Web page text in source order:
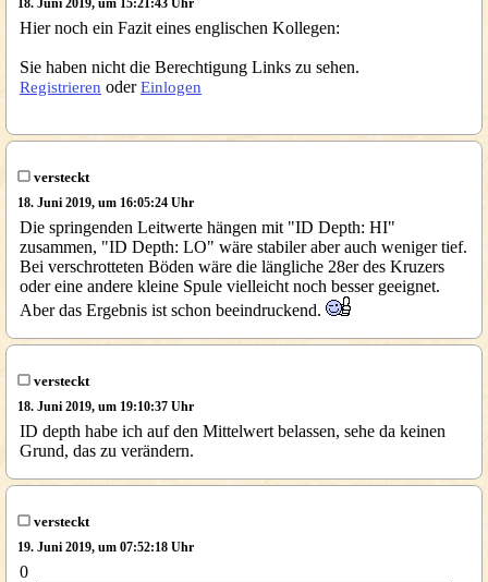
18. Juni 2019, um 15:21:43 Uhr
Hier noch ein Fazit eines englischen Kollegen:
Sie haben nicht die Berechtigung Links zu sehen.
Registrieren oderEinlogen
versteckt
18. Juni 2019, um 16:05:24 Uhr
Die springenden Leitwerte hängen mit "ID Depth: HI"
zusammen, "ID Depth: LO" wäre stabiler aber auch weniger tief.
Bei verschrotteten Böden wäre die längliche 28er des Kruzers
oder eine andere kleine Spule vielleicht noch besser geeignet.
Aber das Ergebnis ist schon beeindruckend.
versteckt
18. Juni 2019, um 19:10:37 Uhr
ID depth habe ich auf den Mittelwert belassen, sehe da keinen
Grund, das zu verändern.
versteckt
19. Juni 2019, um 07:52:18 Uhr
0